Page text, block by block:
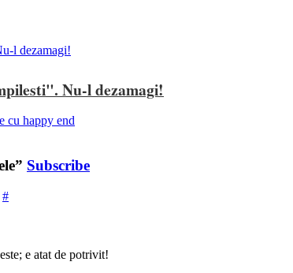
Nu-l dezamagi!
cu happy end
Subscribe
#
e atat de potrivit!